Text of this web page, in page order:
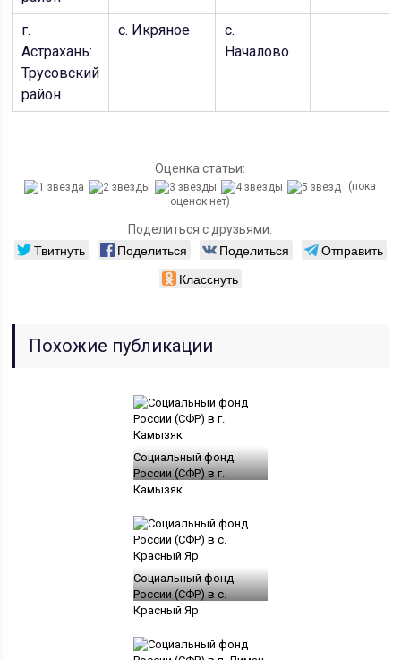
г.
Астрахань:
Трусовский
район
с. Икряное
с.
Началово
Оценка статьи:
(пока
оценок нет)
Поделиться с друзьями:
Твитнуть Поделиться Поделиться
Отправить
Класснуть
Похожие публикации
Социальный фонд
России (СФР) в г.
Камызяк
Социальный фонд
России (СФР) в с.
Красный Яр